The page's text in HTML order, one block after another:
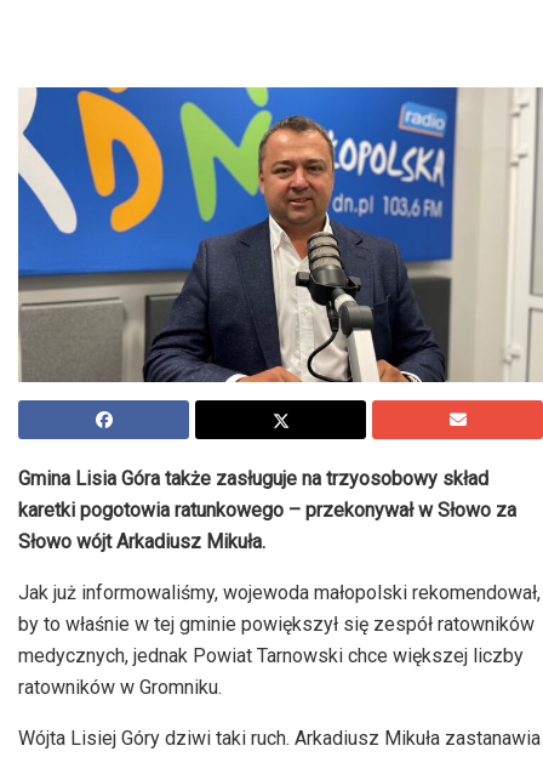
Gmina Lisia Góra także zasługuje na trzyosobowy skład
karetki pogotowia ratunkowego – przekonywał w Słowo za
Słowo wójt Arkadiusz Mikuła.
Jak już informowaliśmy, wojewoda małopolski rekomendował,
by to właśnie w tej gminie powiększył się zespół ratowników
medycznych, jednak Powiat Tarnowski chce większej liczby
ratowników w Gromniku.
Wójta Lisiej Góry dziwi taki ruch. Arkadiusz Mikuła zastanawia